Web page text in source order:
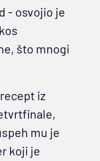
- osvojio je
što mnogi
iz
mu je
koji je